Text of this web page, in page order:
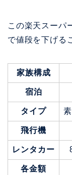
この楽天スーパ
で値段を下げる
家族構成
宿泊
タイプ
飛行機
レンタカー
各金額